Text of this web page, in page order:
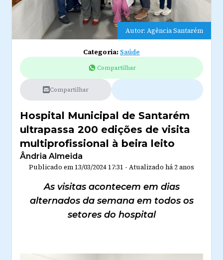
Autor: Agência Santarém
Categoria: Saúde
Compartilhar
Compartilhar
Hospital Municipal de Santarém
ultrapassa 200 edições de visita
multiprofissional à beira leito
Ândria Almeida
Publicado em 13/03/2024 17:31 - Atualizado há 2 anos
As visitas acontecem em dias
alternados da semana em todos os
setores do hospital